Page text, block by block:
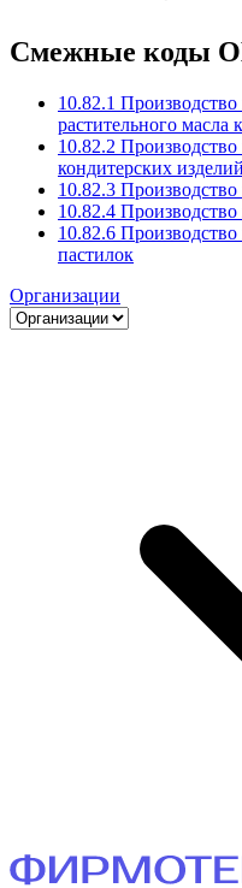
Смежные коды
10.82.1
растительного масла
10.82.2
кондитерских изделий
10.82.3 Производство
10.82.4
10.82.6
пастилок
Организации